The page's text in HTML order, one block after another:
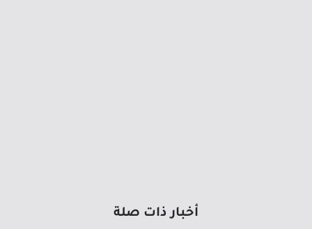
أخبار ذات صلة